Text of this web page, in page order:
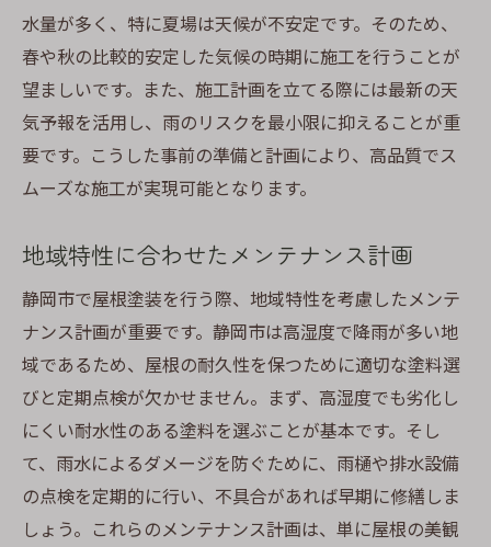
選択肢
知っておきたい静岡市での屋根塗装価格と品質
のバランス取りのコツ
見積もりから見える適正価格の見分け方
品質保証を確実にするための契約内容
方法
コスト削減と品質維持を両立する施工計画
地域の相場を理解するための情報収集術
屋根塗装を静岡市で成功させるための価格と品
質の黄金比とは
最適な価格と品質のバランスを保つための
指針
施工の質を高めるための現場管理の要点
水量が多く、特に夏場は天候が不安定です。そのため、
春や秋の比較的安定した気候の時期に施工を行うことが
望ましいです。また、施工計画を立てる際には最新の天
気予報を活用し、雨のリスクを最小限に抑えることが重
要です。こうした事前の準備と計画により、高品質でス
ムーズな施工が実現可能となります。
地域特性に合わせたメンテナンス計画
静岡市で屋根塗装を行う際、地域特性を考慮したメンテ
ナンス計画が重要です。静岡市は高湿度で降雨が多い地
域であるため、屋根の耐久性を保つために適切な塗料選
びと定期点検が欠かせません。まず、高湿度でも劣化し
にくい耐水性のある塗料を選ぶことが基本です。そし
て、雨水によるダメージを防ぐために、雨樋や排水設備
の点検を定期的に行い、不具合があれば早期に修繕しま
しょう。これらのメンテナンス計画は、単に屋根の美観